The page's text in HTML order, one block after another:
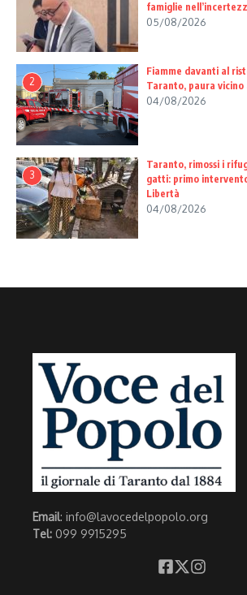
famiglie
05/08/2026
2
Fiamme davanti al
Taranto, paura
04/08/2026
3
Taranto, rimossi i
gatti: primo
Libertà
04/08/2026
Email: info@lavocedelpopolo.org
Tel: 099 9915295